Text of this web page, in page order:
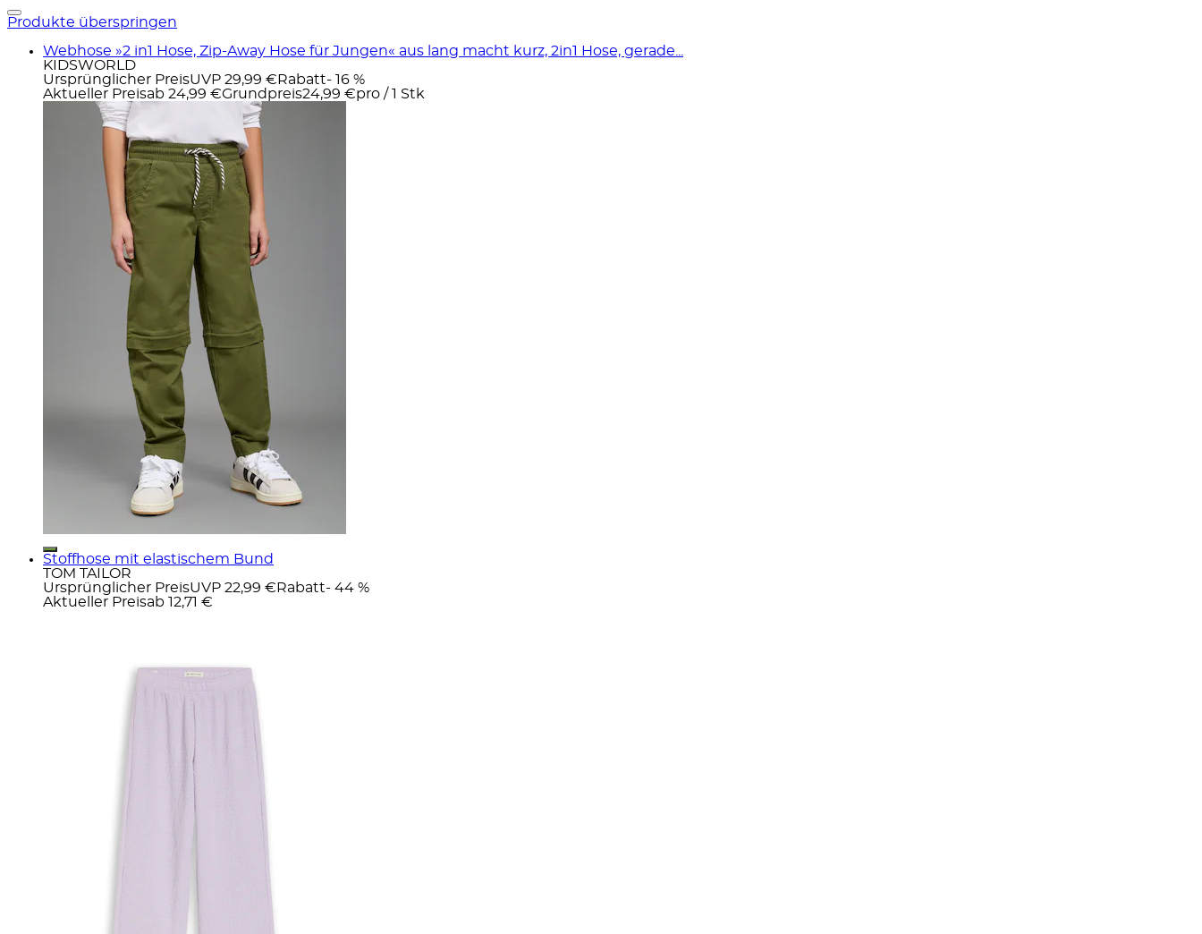
Produkte überspringen
Webhose »2 in1 Hose, Zip-Away Hose für Jungen« aus lang macht kurz, 2in1 Hose, gerade...
KIDSWORLD
Ursprünglicher PreisUVP 29,99 € Rabatt- 16 %
Aktueller Preisab 24,99 €Grundpreis24,99 €pro / 1 Stk
Stoffhose mit elastischem Bund
TOM TAILOR
Ursprünglicher PreisUVP 22,99 € Rabatt- 44 %
Aktueller Preisab 12,71 €